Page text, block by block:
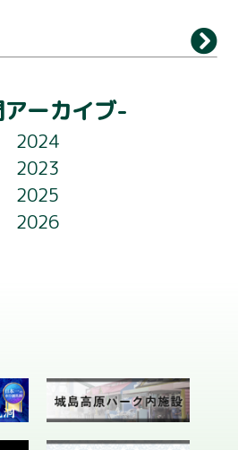
アクセス
イトアップ
フロアガイド
お知らせ
会社概要
ーカイブ-
2024
2023
2025
2026